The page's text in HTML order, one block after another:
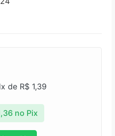
de R$ 1,39
no Pix